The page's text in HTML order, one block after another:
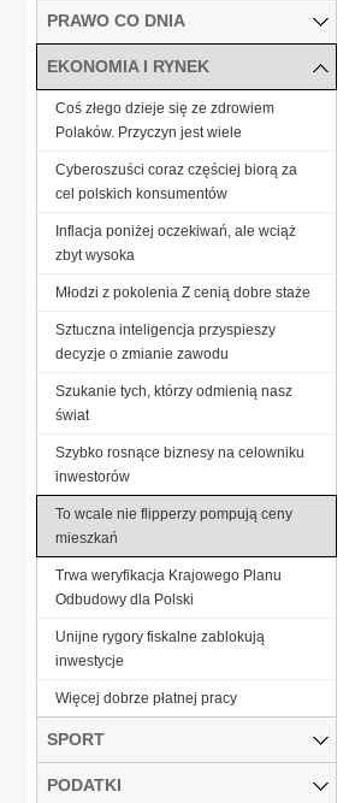
PRAWO CO DNIA
EKONOMIA I RYNEK
Coś złego dzieje się ze zdrowiem
Polaków. Przyczyn jest wiele
Cyberoszuści coraz częściej biorą za
cel polskich konsumentów
Inflacja poniżej oczekiwań, ale wciąż
zbyt wysoka
Młodzi z pokolenia Z cenią dobre staże
Sztuczna inteligencja przyspieszy
decyzje o zmianie zawodu
Szukanie tych, którzy odmienią nasz
świat
Szybko rosnące biznesy na celowniku
inwestorów
To wcale nie flipperzy pompują ceny
mieszkań
Trwa weryfikacja Krajowego Planu
Odbudowy dla Polski
Unijne rygory fiskalne zablokują
inwestycje
Więcej dobrze płatnej pracy
SPORT
PODATKI